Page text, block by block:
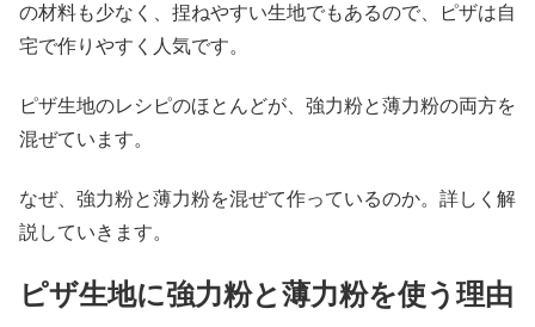
の材料も少なく、捏ねやすい生地でもあるので、ピザは自
宅で作りやすく人気です。
ピザ生地のレシピのほとんどが、強力粉と薄力粉の両方を
混ぜています。
なぜ、強力粉と薄力粉を混ぜて作っているのか。詳しく解
説していきます。
ピザ生地に強力粉と薄力粉を使う理由